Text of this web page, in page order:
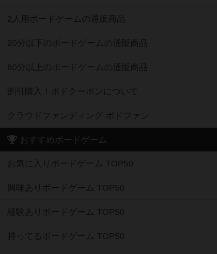
2人用ボードゲームの通販商品
20分以下のボードゲームの通販商品
60分以上のボードゲームの通販商品
割引購入！ボドクーポンについて
クラウドファンディング ボドファン
おすすめボードゲーム
お気に入りボードゲーム TOP50
興味ありボードゲーム TOP50
経験ありボードゲーム TOP50
持ってるボードゲーム TOP50